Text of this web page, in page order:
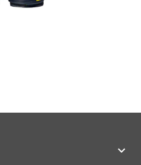
keyboard_arrow_down